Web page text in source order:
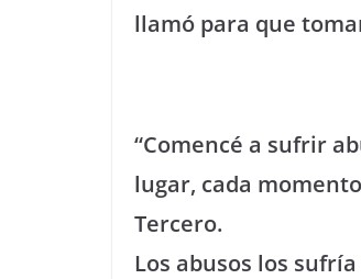
llamó para que
“Comencé a sufrir
lugar, cada
Tercero.
Los abusos los